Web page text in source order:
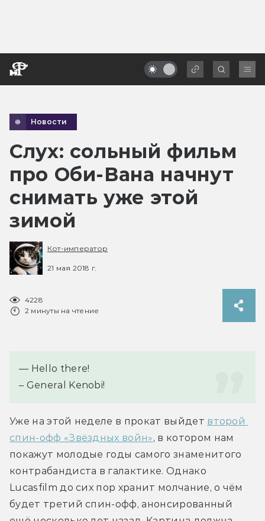
Новости
Слух: сольный фильм
про Оби-Вана начнут
снимать уже этой
зимой
Кот-император
21 мая 2018 г.
4228
2 минуты на чтение
— Hello there!
– General Kenobi!
Уже на этой неделе в прокат выйдет второй
спин-офф «Звёздных войн», в котором нам
покажут молодые годы самого знаменитого
контрабандиста в галактике. Однако
Lucasfilm до сих пор хранит молчание, о чём
будет третий спин-офф, анонсированный